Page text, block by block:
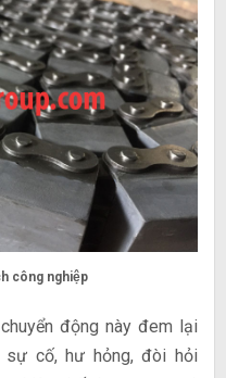
công nghiệp
động này đem lại
sự cố, hư hỏng, đòi hỏi